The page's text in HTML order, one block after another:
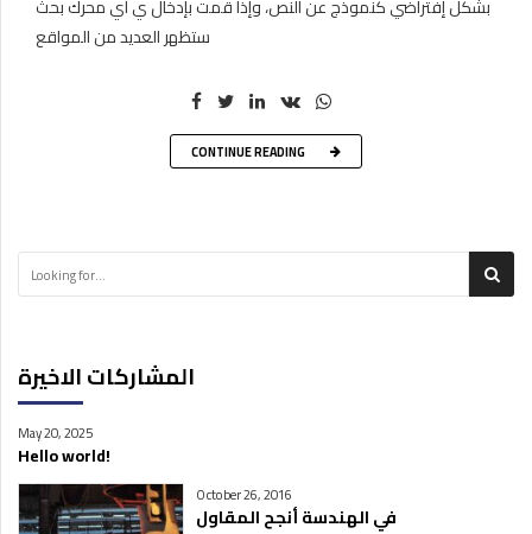
بشكل إفتراضي كنموذج عن النص، وإذا قمت بإدخال ي أي محرك بحث
ستظهر العديد من المواقع
CONTINUE READING
المشاركات الاخيرة
May 20, 2025
Hello world!
October 26, 2016
في الهندسة أنجح المقاول